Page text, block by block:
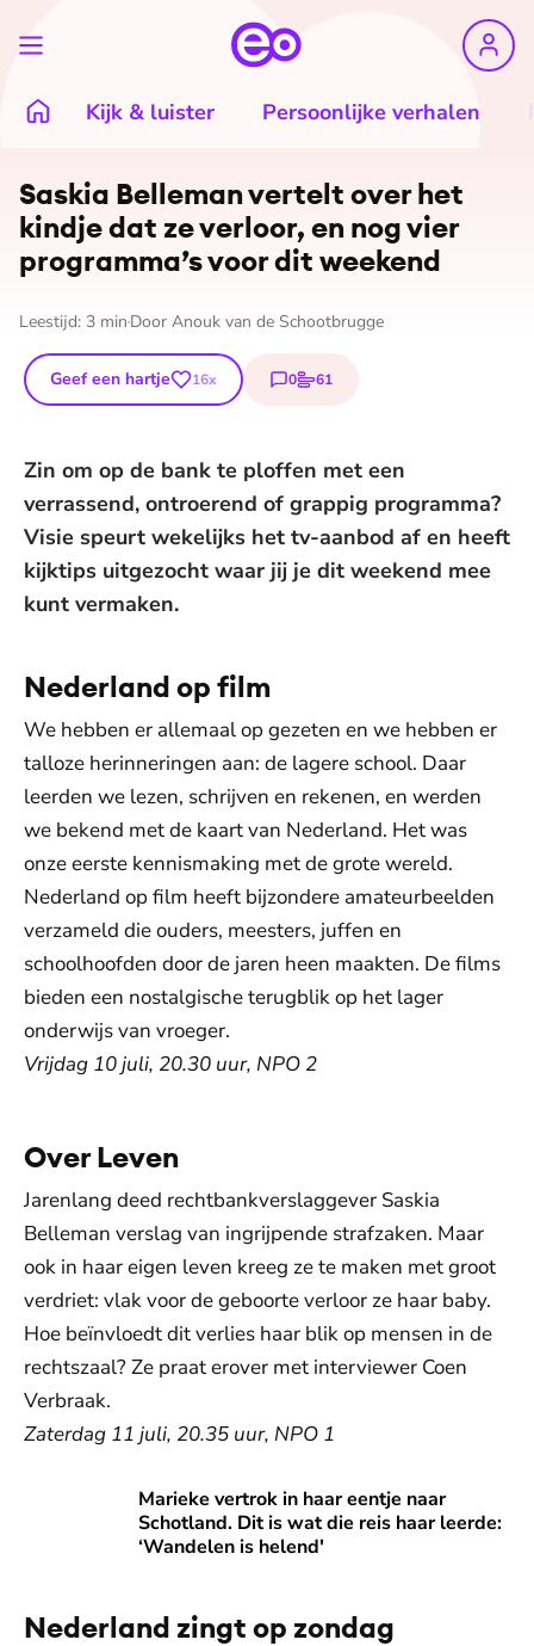
Kijk & luister Persoonlijke verhalen
©HUMAN
Saskia Belleman vertelt over het
kindje dat ze verloor, en nog vier
programma’s voor dit weekend
Leestijd: 3 min Door Anouk van de Schootbrugge
Geef een hartje 16x 0
reacties
61
stemmen
Zin om op de bank te ploffen met een
verrassend, ontroerend of grappig programma?
Visie speurt wekelijks het tv-aanbod af en heeft
kijktips uitgezocht waar jij je dit weekend mee
kunt vermaken.
Nederland op film
We hebben er allemaal op gezeten en we hebben er
talloze herinneringen aan: de lagere school. Daar
leerden we lezen, schrijven en rekenen, en werden
we bekend met de kaart van Nederland. Het was
onze eerste kennismaking met de grote wereld.
Nederland op film heeft bijzondere amateurbeelden
verzameld die ouders, meesters, juffen en
schoolhoofden door de jaren heen maakten. De films
bieden een nostalgische terugblik op het lager
onderwijs van vroeger.
Vrijdag 10 juli, 20.30 uur, NPO 2
Over Leven
Jarenlang deed rechtbankverslaggever Saskia
Belleman verslag van ingrijpende strafzaken. Maar
ook in haar eigen leven kreeg ze te maken met groot
verdriet: vlak voor de geboorte verloor ze haar baby.
Hoe beïnvloedt dit verlies haar blik op mensen in de
rechtszaal? Ze praat erover met interviewer Coen
Verbraak.
Zaterdag 11 juli, 20.35 uur, NPO 1
Marieke vertrok in haar eentje naar
Schotland. Dit is wat die reis haar leerde:
‘Wandelen is helend'
Marieke vertrok in haar eentje naar Schotland. Dit is wat
Nederland zingt op zondag